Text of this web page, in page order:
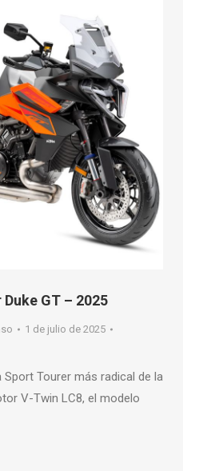
GT – 2025
1 de julio de 2025
Tourer más radical de la
V-Twin LC8, el modelo